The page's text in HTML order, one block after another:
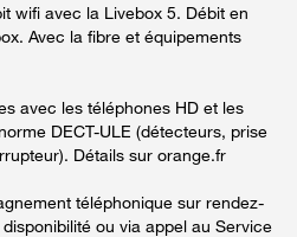
wifi avec la Livebox 5. Débit en
Avec la fibre et équipements
avec les téléphones HD et les
DECT-ULE (détecteurs, prise
Détails sur orange.fr
téléphonique sur rendez-
ou via appel au Service